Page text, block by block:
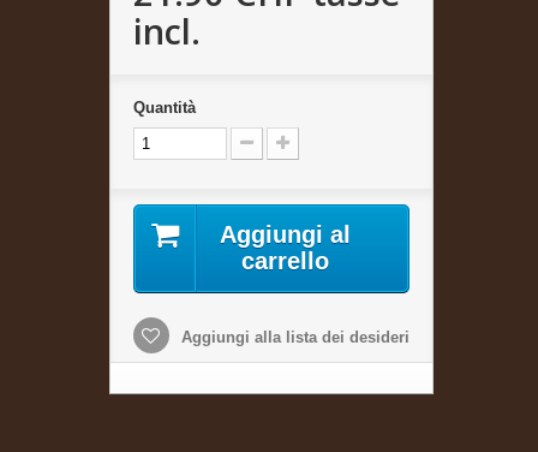
incl.
Quantità
Aggiungi al
carrello
Aggiungi alla lista dei desideri